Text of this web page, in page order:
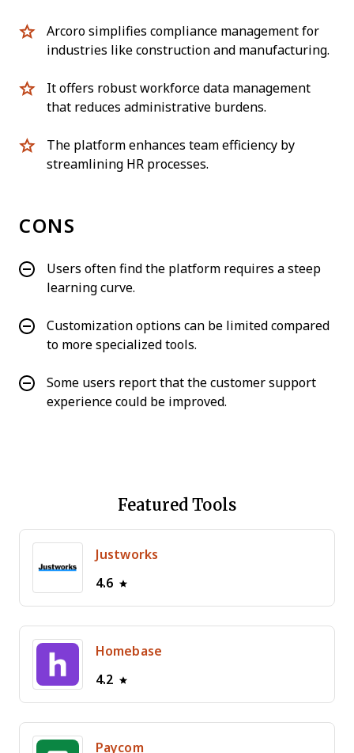
Arcoro simplifies compliance management for
industries like construction and manufacturing.
It offers robust workforce data management
that reduces administrative burdens.
The platform enhances team efficiency by
streamlining HR processes.
CONS
Users often find the platform requires a steep
learning curve.
Customization options can be limited compared
to more specialized tools.
Some users report that the customer support
experience could be improved.
Featured Tools
Justworks
4.6
Homebase
4.2
Paycom